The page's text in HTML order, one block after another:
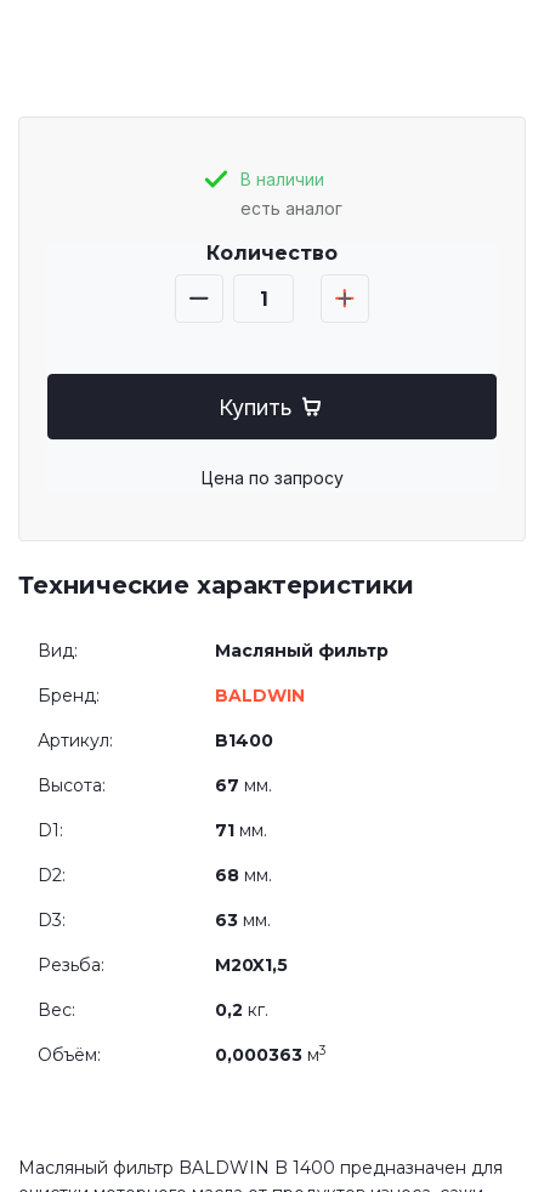
В наличии
есть аналог
Количество
Купить
Цена по запросу
Технические характеристики
Вид: Масляный фильтр
Бренд: BALDWIN
Артикул: B1400
Высота: 67 мм.
D1: 71 мм.
D2: 68 мм.
D3: 63 мм.
Резьба: M20X1,5
Вес: 0,2 кг.
Объём: 0,000363 м3
Масляный фильтр BALDWIN B 1400 предназначен для